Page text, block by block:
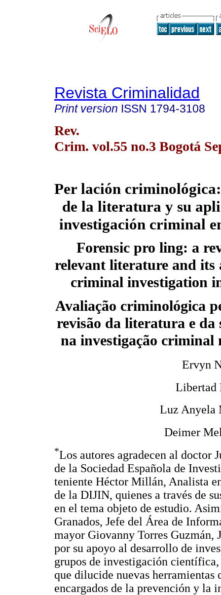
Revista Criminalidad
Print version ISSN 1794-3108
Rev.
Crim. vol.55 no.3 Bogotá
Per lación
de la literatura y su
investigación criminal
Forensic pro ling: a
relevant literature and its
criminal investigation
Avaliação criminológica
revisão da literatura e da
na investigação criminal
Ervyn
Libertad
Luz Anyela
Deimer
*Los autores agradecen al doctor
de la Sociedad Española de
teniente Héctor Millán, Analista
de la DIJIN, quienes a través de
en el tema objeto de estudio.
Granados, Jefe del Área de
mayor Giovanny Torres
por su apoyo al desarrollo de
grupos de investigación
que dilucide nuevas herramientas
encargados de la prevención y